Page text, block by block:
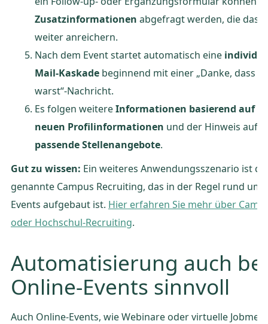
Zusatzinformationen abgefragt werden, die das
weiter anreichern.
Nach dem Event startet automatisch eine
Mail-Kaskade beginnend mit einer „Danke, dass
warst“-Nachricht.
Es folgen weitereInformationen basierend auf
neuen Profilinformationen und der Hinweis auf
passende Stellenangebote.
Gut zu wissen: Ein weiteres Anwendungsszenario ist
genannte Campus Recruiting, das in der Regel rund um
Events aufgebaut ist. Hier erfahren Sie mehr über
oder Hochschul-Recruiting.
Automatisierung auch bei
Online-Events sinnvoll
Auch Online-Events, wie Webinare oder virtuelle